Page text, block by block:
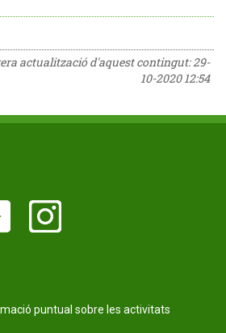
actualització d'aquest contingut:29-
10-2020 12:54
puntual sobre les activitats